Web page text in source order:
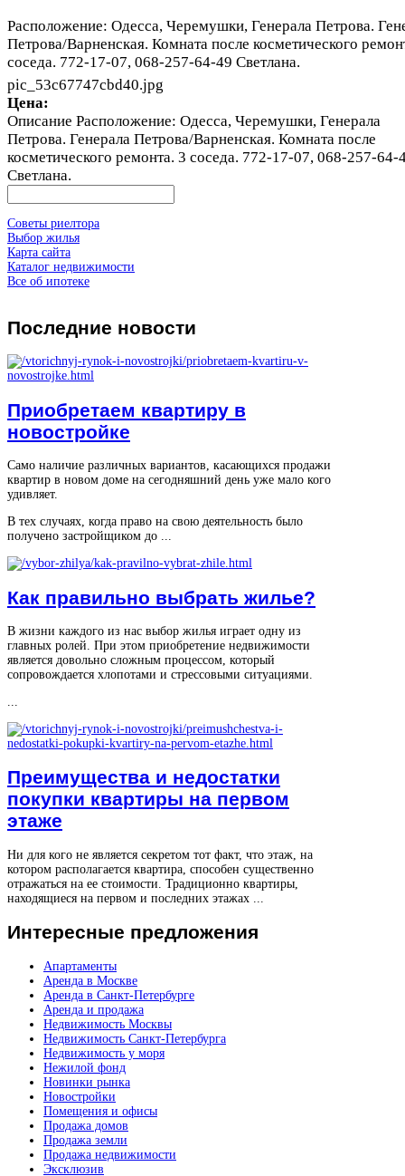
Расположение: Одесса, Черемушки, Генерала Петрова.
Петрова/Варненская. Комната после косметического
соседа. 772-17-07, 068-257-64-49 Светлана.
pic_53c67747cbd40.jpg
Цена:
Описание Расположение: Одесса, Черемушки, Генерала
Петрова. Генерала Петрова/Варненская. Комната после
косметического ремонта. 3 соседа. 772-17-07, 068-257-64-
Светлана.
Советы риелтора
Выбор жилья
Карта сайта
Каталог недвижимости
Все об ипотеке
Последние новости
Приобретаем квартиру в
новостройке
Само наличие различных вариантов, касающихся продажи
квартир в новом доме на сегодняшний день уже мало кого
удивляет.
В тех случаях, когда право на свою деятельность было
получено застройщиком до ...
Как правильно выбрать жилье?
В жизни каждого из нас выбор жилья играет одну из
главных ролей. При этом приобретение недвижимости
является довольно сложным процессом, который
сопровождается хлопотами и стрессовыми ситуациями.
...
Преимущества и недостатки
покупки квартиры на первом
этаже
Ни для кого не является секретом тот факт, что этаж, на
котором располагается квартира, способен существенно
отражаться на ее стоимости. Традиционно квартиры,
находящиеся на первом и последних этажах ...
Интересные предложения
Апартаменты
Аренда в Москве
Аренда в Санкт-Петербурге
Аренда и продажа
Недвижимость Москвы
Недвижимость Санкт-Петербурга
Недвижимость у моря
Нежилой фонд
Новинки рынка
Новостройки
Помещения и офисы
Продажа домов
Продажа земли
Продажа недвижимости
Эксклюзив